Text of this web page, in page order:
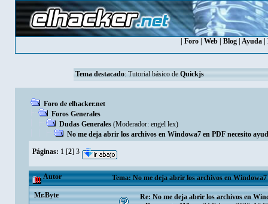
Foro| Web| Blog| Ayuda|
Tema destacado: Tutorial básico de Quickjs
Foro de elhacker.net
Foros Generales
Dudas Generales (Moderador: engel lex)
No me deja abrir los archivos en Windowa7 en PDF necesito
Páginas: 1 [2] 3
Autor Tema: No me deja abrir los archivos en
Mr.Byte
Re: No me deja abrir los archivos en